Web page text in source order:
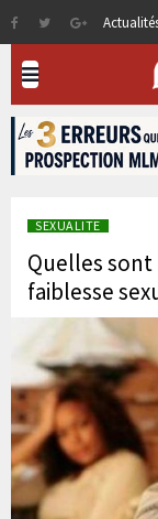
SEXUALITE
Quelles sont
faiblesse